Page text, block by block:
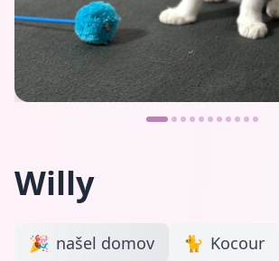
Willy
🎉 našel domov 🐈 Kocour